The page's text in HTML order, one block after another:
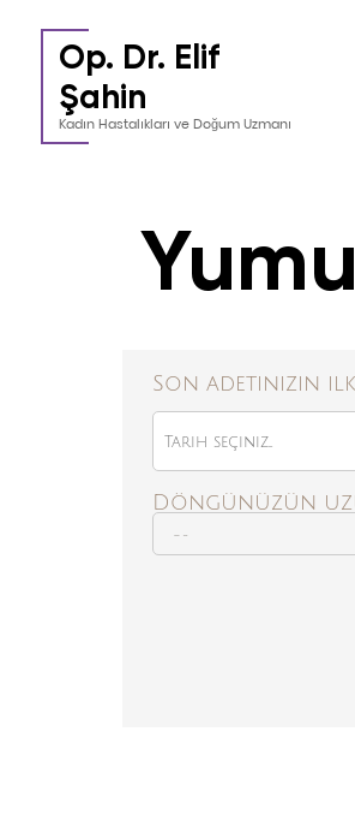
Op. Dr. Elif
Şahin
Kadın Hastalıkları ve Doğum Uzmanı
Son adetinizin
Döngünüzün